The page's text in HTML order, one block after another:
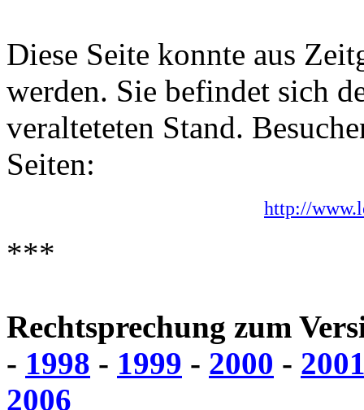
Diese Seite konnte aus
werden. Sie befindet sich
veralteteten Stand.
Seiten:
http://
***
Rechtsprechung zum
- 1998 - 1999 - 2000 -
2006